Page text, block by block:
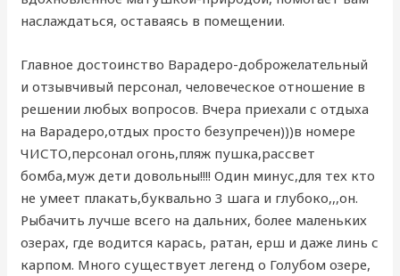
наслаждаться, оставаясь в помещении.
Главное достоинство Варадеро-доброжелательный
и отзывчивый персонал, человеческое отношение в
решении любых вопросов. Вчера приехали с отдыха
на Варадеро,отдых просто безупречен)))в номере
ЧИСТО,персонал огонь,пляж пушка,рассвет
бомба,муж дети довольны!!!! Один минус,для тех кто
не умеет плакать,буквально 3 шага и глубоко,,,он.
Рыбачить лучше всего на дальних, более маленьких
озерах, где водится карась, ратан, ерш и даже линь с
карпом. Много существует легенд о Голубом озере,